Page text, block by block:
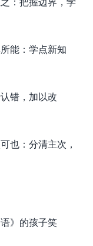
能：学点新知
错，加以改
也：分清主次，
》的孩子笑